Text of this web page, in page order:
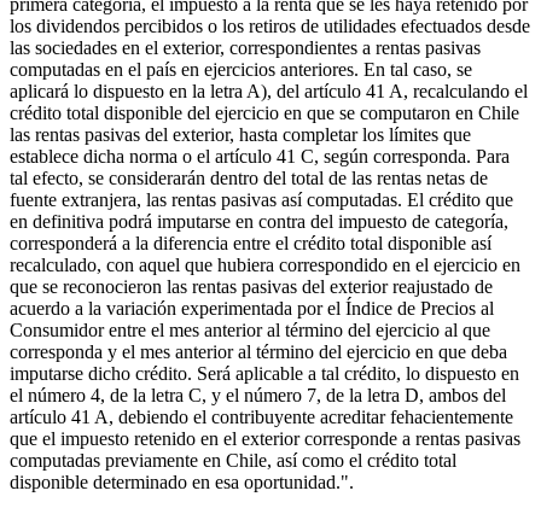
primera categoría, el impuesto a la renta que se les haya retenido por
los dividendos percibidos o los retiros de utilidades efectuados desde
las sociedades en el exterior, correspondientes a rentas pasivas
computadas en el país en ejercicios anteriores. En tal caso, se
aplicará lo dispuesto en la letra A), del artículo 41 A, recalculando el
crédito total disponible del ejercicio en que se computaron en Chile
las rentas pasivas del exterior, hasta completar los límites que
establece dicha norma o el artículo 41 C, según corresponda. Para
tal efecto, se considerarán dentro del total de las rentas netas de
fuente extranjera, las rentas pasivas así computadas. El crédito que
en definitiva podrá imputarse en contra del impuesto de categoría,
corresponderá a la diferencia entre el crédito total disponible así
recalculado, con aquel que hubiera correspondido en el ejercicio en
que se reconocieron las rentas pasivas del exterior reajustado de
acuerdo a la variación experimentada por el Índice de Precios al
Consumidor entre el mes anterior al término del ejercicio al que
corresponda y el mes anterior al término del ejercicio en que deba
imputarse dicho crédito. Será aplicable a tal crédito, lo dispuesto en
el número 4, de la letra C, y el número 7, de la letra D, ambos del
artículo 41 A, debiendo el contribuyente acreditar fehacientemente
que el impuesto retenido en el exterior corresponde a rentas pasivas
computadas previamente en Chile, así como el crédito total
disponible determinado en esa oportunidad.".